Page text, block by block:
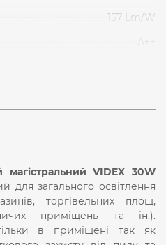
157 Lm/W
магістральний VIDEX 30W
для загального освітлення
торгівельних площ,
приміщень та ін.).
в приміщені так як